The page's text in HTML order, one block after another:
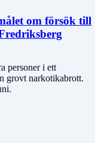
om försök till
personer i ett
grovt narkotikabrott.